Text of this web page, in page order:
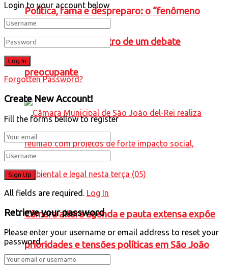
Política, fama e despreparo: o “fenômeno
Caneta Azul” no centro de um debate
preocupante
Câmara altera agenda e pauta extensa expõe
prioridades e tensões políticas em São João
Login to your account below
Forgotten Password?
Create New Account!
Fill the forms bellow to register
All fields are required. Log In
Retrieve your password
Please enter your username or email address to reset your
password.